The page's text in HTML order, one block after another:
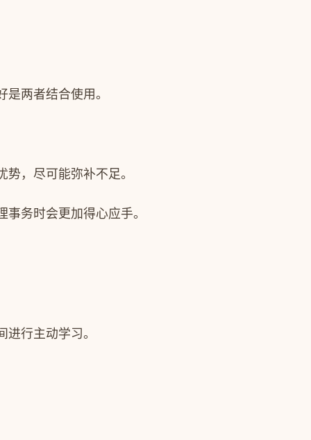
两者结合使用。
，尽可能弥补不足。
务时会更加得心应手。
行主动学习。